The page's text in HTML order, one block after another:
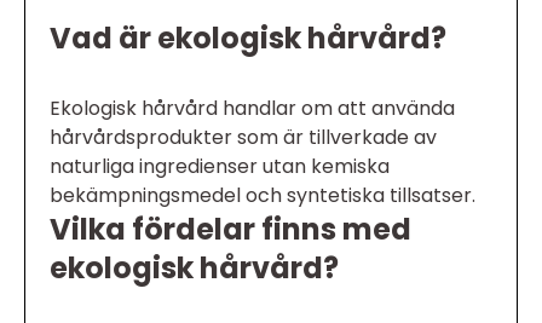
Vad är ekologisk hårvård?
Ekologisk hårvård handlar om att använda
hårvårdsprodukter som är tillverkade av
naturliga ingredienser utan kemiska
bekämpningsmedel och syntetiska tillsatser.
Vilka fördelar finns med
ekologisk hårvård?